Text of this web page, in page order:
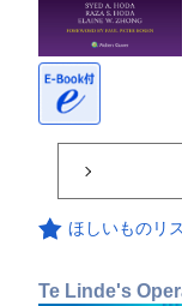
ほしいものリ
Te Linde's